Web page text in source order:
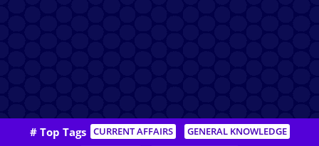
# Top Tags CURRENT AFFAIRS
GENERAL KNOWLEDGE